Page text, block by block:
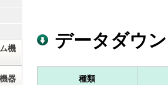
データダウ
種類
機
器